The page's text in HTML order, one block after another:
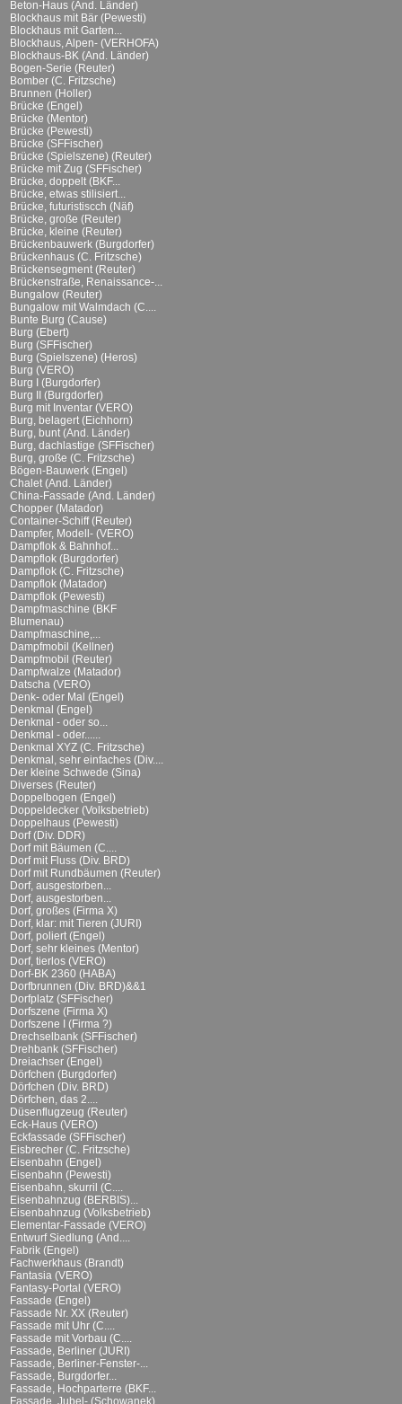
Beton-Haus (And. Länder)
Blockhaus mit Bär (Pewesti)
Blockhaus mit Garten...
Blockhaus, Alpen- (VERHOFA)
Blockhaus-BK (And. Länder)
Bogen-Serie (Reuter)
Bomber (C. Fritzsche)
Brunnen (Holler)
Brücke (Engel)
Brücke (Mentor)
Brücke (Pewesti)
Brücke (SFFischer)
Brücke (Spielszene) (Reuter)
Brücke mit Zug (SFFischer)
Brücke, doppelt (BKF...
Brücke, etwas stilisiert...
Brücke, futuristiscch (Näf)
Brücke, große (Reuter)
Brücke, kleine (Reuter)
Brückenbauwerk (Burgdorfer)
Brückenhaus (C. Fritzsche)
Brückensegment (Reuter)
Brückenstraße, Renaissance-...
Bungalow (Reuter)
Bungalow mit Walmdach (C....
Bunte Burg (Cause)
Burg (Ebert)
Burg (SFFischer)
Burg (Spielszene) (Heros)
Burg (VERO)
Burg I (Burgdorfer)
Burg II (Burgdorfer)
Burg mit Inventar (VERO)
Burg, belagert (Eichhorn)
Burg, bunt (And. Länder)
Burg, dachlastige (SFFischer)
Burg, große (C. Fritzsche)
Bögen-Bauwerk (Engel)
Chalet (And. Länder)
China-Fassade (And. Länder)
Chopper (Matador)
Container-Schiff (Reuter)
Dampfer, Modell- (VERO)
Dampflok & Bahnhof...
Dampflok (Burgdorfer)
Dampflok (C. Fritzsche)
Dampflok (Matador)
Dampflok (Pewesti)
Dampfmaschine (BKF
Blumenau)
Dampfmaschine,...
Dampfmobil (Kellner)
Dampfmobil (Reuter)
Dampfwalze (Matador)
Datscha (VERO)
Denk- oder Mal (Engel)
Denkmal (Engel)
Denkmal - oder so...
Denkmal - oder......
Denkmal XYZ (C. Fritzsche)
Denkmal, sehr einfaches (Div....
Der kleine Schwede (Sina)
Diverses (Reuter)
Doppelbogen (Engel)
Doppeldecker (Volksbetrieb)
Doppelhaus (Pewesti)
Dorf (Div. DDR)
Dorf mit Bäumen (C....
Dorf mit Fluss (Div. BRD)
Dorf mit Rundbäumen (Reuter)
Dorf, ausgestorben...
Dorf, ausgestorben...
Dorf, großes (Firma X)
Dorf, klar: mit Tieren (JURI)
Dorf, poliert (Engel)
Dorf, sehr kleines (Mentor)
Dorf, tierlos (VERO)
Dorf-BK 2360 (HABA)
Dorfbrunnen (Div. BRD)&&1
Dorfplatz (SFFischer)
Dorfszene (Firma X)
Dorfszene I (Firma ?)
Drechselbank (SFFischer)
Drehbank (SFFischer)
Dreiachser (Engel)
Dörfchen (Burgdorfer)
Dörfchen (Div. BRD)
Dörfchen, das 2....
Düsenflugzeug (Reuter)
Eck-Haus (VERO)
Eckfassade (SFFischer)
Eisbrecher (C. Fritzsche)
Eisenbahn (Engel)
Eisenbahn (Pewesti)
Eisenbahn, skurril (C....
Eisenbahnzug (BERBIS)...
Eisenbahnzug (Volksbetrieb)
Elementar-Fassade (VERO)
Entwurf Siedlung (And....
Fabrik (Engel)
Fachwerkhaus (Brandt)
Fantasia (VERO)
Fantasy-Portal (VERO)
Fassade (Engel)
Fassade Nr. XX (Reuter)
Fassade mit Uhr (C....
Fassade mit Vorbau (C....
Fassade, Berliner (JURI)
Fassade, Berliner-Fenster-...
Fassade, Burgdorfer...
Fassade, Hochparterre (BKF...
Fassade, Jubel- (Schowanek)